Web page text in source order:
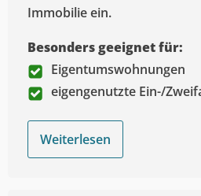
Immobilie ein.
Besonders geeignet für:
Eigentumswohnungen
eigengenutzte Ein-/
Weiterlesen